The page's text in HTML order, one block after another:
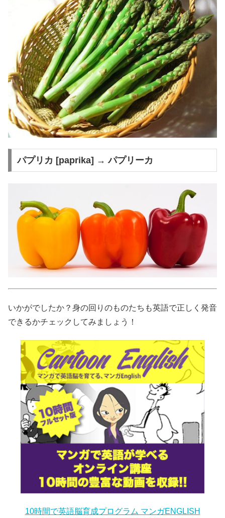
パプリカ [paprika] → パプリーカ
いかがでしたか？身の回りのものたちも英語で正しく発音
できるかチェックしてみましょう！
10時間で英語脳育成プログラム マンガENGLISH